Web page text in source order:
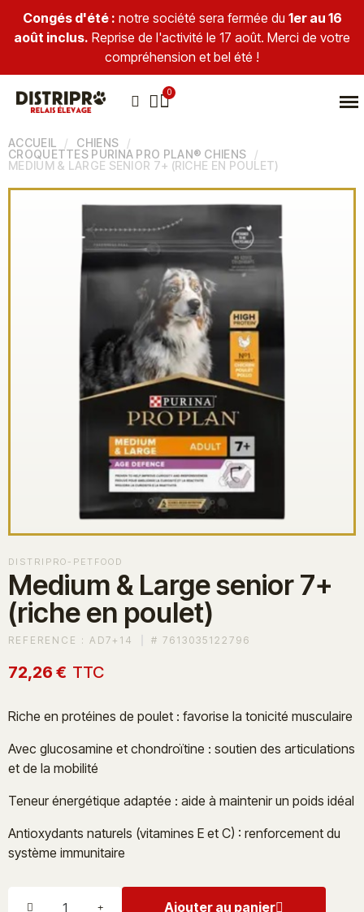
Congés d'été : notre société sera fermée du 1er au 16
août inclus. Reprise de l'activité le 17 août. Merci de votre
compréhension et bel été !
ACCUEIL
CHIENS
CROQUETTES PURINA PRO PLAN® CHIENS
MEDIUM & LARGE SENIOR 7+ (RICHE EN POULET)
DISTRIPRO-PETFOOD
Medium & Large senior 7+
(riche en poulet)
REFERENCE : AD7+14 # 7613035122796
72,26 € TTC
Riche en protéines de poulet : favorise la tonicité musculaire
Avec glucosamine et chondroïtine : soutien des articulations
et de la mobilité
Teneur énergétique adaptée : aide à maintenir un poids idéal
Antioxydants naturels (vitamines E et C) : renforcement du
système immunitaire
Ajouter au panier